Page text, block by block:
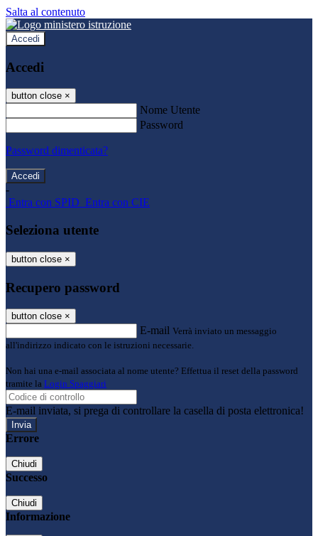
Salta al contenuto
Accedi
Accedi
button close ×
Nome Utente
Password
Password dimenticata?
-
Entra con SPID Entra con CIE
Seleziona utente
button close ×
Recupero password
button close ×
E-mail Verrà inviato un messaggio
all'indirizzo indicato con le istruzioni necessarie.
Non hai una e-mail associata al nome utente? Effettua il reset della password
tramite la Login Spaggiari
E-mail inviata, si prega di controllare la casella di posta elettronica!
Errore
Chiudi
Successo
Chiudi
Informazione